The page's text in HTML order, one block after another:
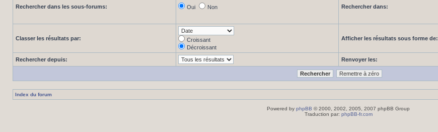
Rechercher dans les sous-forums: Oui Non Rechercher dans:
Classer les résultats par:
Croissant
Décroissant
Afficher les résultats sous forme de:
Rechercher depuis: Renvoyer les:
Index du forum
Powered by phpBB © 2000, 2002, 2005, 2007 phpBB Group
Traduction par: phpBB-fr.com